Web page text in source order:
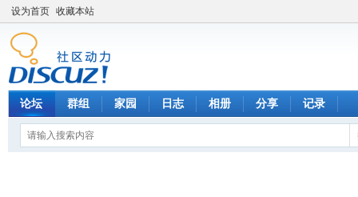
设为首页 收藏本站
论坛 群组 家园 日志 相册 分享 记录